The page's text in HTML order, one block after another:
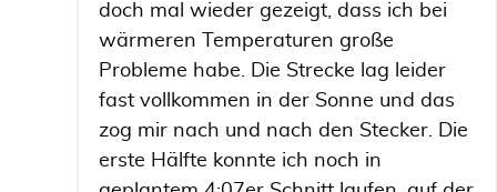
doch mal wieder gezeigt, dass ich bei
wärmeren Temperaturen große
Probleme habe. Die Strecke lag leider
fast vollkommen in der Sonne und das
zog mir nach und nach den Stecker. Die
erste Hälfte konnte ich noch in